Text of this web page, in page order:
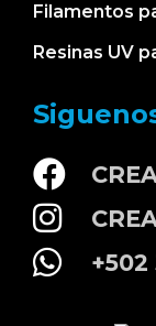
Filamentos
Resinas UV
+502